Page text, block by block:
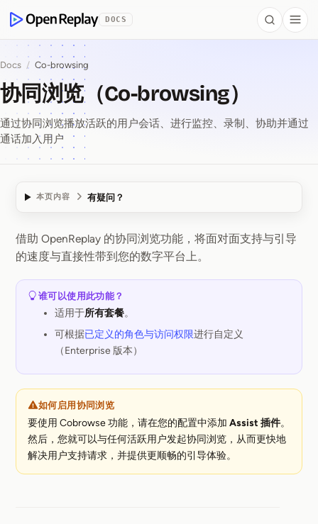
OpenReplay
DOCS Search
Docs / Co-browsing
协同浏览（Co-browsing）
通过协同浏览播放活跃的用户会话、进行监控、录制、协助并通过
通话加入用户
本页内容 有疑问？
协同浏览（Co⁠-⁠
借助 OpenReplay 的协同浏览功能，将面对面支持与引导
的速度与直接性带到您的数字平台上。
谁可以使用此功能？
适用于所有套餐。
可根据已定义的角色与访问权限进行自定义
（Enterprise 版本）
如何启用协同浏览
要使用 Cobrowse 功能，请在您的配置中添加 Assist 插件。
然后，您就可以与任何活跃用户发起协同浏览，从而更快地
解决用户支持请求，并提供更顺畅的引导体验。